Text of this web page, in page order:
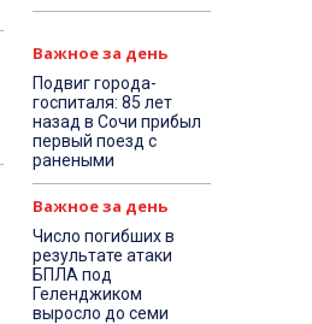
Важное за день
Подвиг города-
госпиталя: 85 лет
назад в Сочи прибыл
первый поезд с
ранеными
Важное за день
Число погибших в
результате атаки
БПЛА под
Геленджиком
выросло до семи